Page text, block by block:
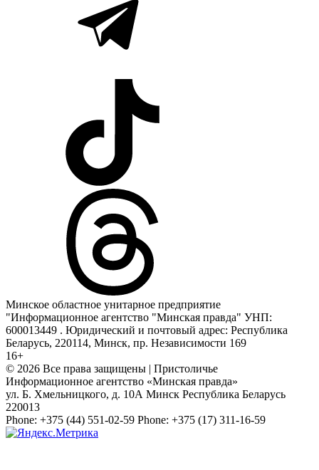
Минское областное унитарное предприятие
"Информационное агентство "Минская правда" УНП:
600013449 . Юридический и почтовый адрес: Республика
Беларусь, 220114, Минск, пр. Независимости 169
16+
© 2026 Все права защищены | Пристоличье
Информационное агентство «Минская правда»
ул. Б. Хмельницкого, д. 10А Минск Республика Беларусь
220013
Phone: +375 (44) 551-02-59 Phone: +375 (17) 311-16-59